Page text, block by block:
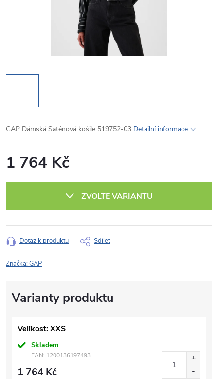
GAP Dámská Saténová košile 519752-03 Detailní informace
1 764 Kč
ZVOLTE VARIANTU
Dotaz k produktu Sdílet
Značka:GAP
Velikost: XXS
Skladem
EAN: 1200136197493
1 764 Kč